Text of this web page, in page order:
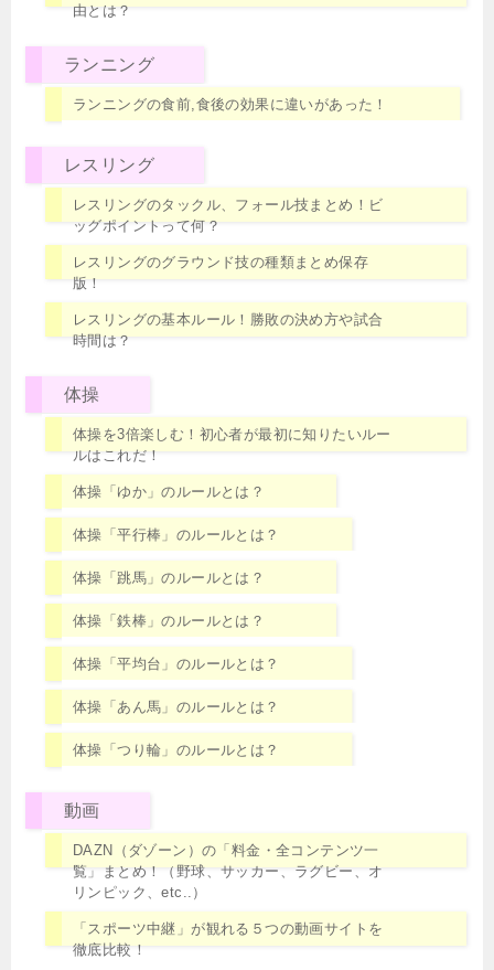
由とは？
ランニング
ランニングの食前,食後の効果に違いがあった！
レスリング
レスリングのタックル、フォール技まとめ！ビ
ッグポイントって何？
レスリングのグラウンド技の種類まとめ保存
版！
レスリングの基本ルール！勝敗の決め方や試合
時間は？
体操
体操を3倍楽しむ！初心者が最初に知りたいルー
ルはこれだ！
体操「ゆか」のルールとは？
体操「平行棒」のルールとは？
体操「跳馬」のルールとは？
体操「鉄棒」のルールとは？
体操「平均台」のルールとは？
体操「あん馬」のルールとは？
体操「つり輪」のルールとは？
動画
DAZN（ダゾーン）の「料金・全コンテンツ一
覧」まとめ！（野球、サッカー、ラグビー、オ
リンピック、etc..）
「スポーツ中継」が観れる５つの動画サイトを
徹底比較！